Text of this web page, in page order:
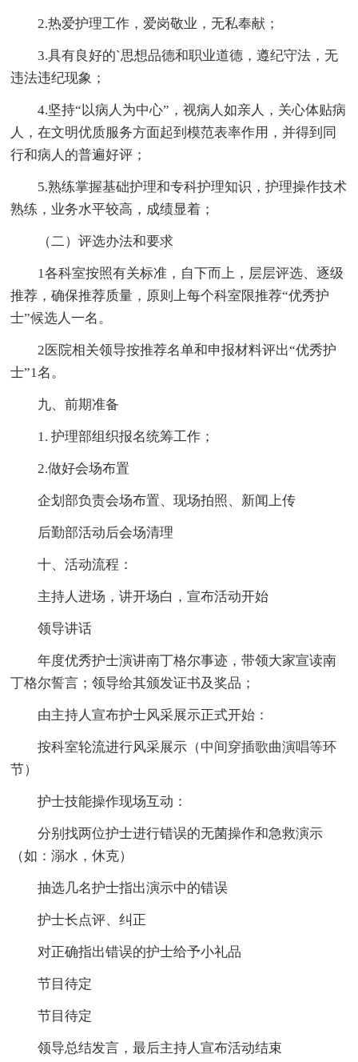
2.热爱护理工作，爱岗敬业，无私奉献；
3.具有良好的`思想品德和职业道德，遵纪守法，无
违法违纪现象；
4.坚持“以病人为中心”，视病人如亲人，关心体贴病
人，在文明优质服务方面起到模范表率作用，并得到同
行和病人的普遍好评；
5.熟练掌握基础护理和专科护理知识，护理操作技术
熟练，业务水平较高，成绩显着；
（二）评选办法和要求
1各科室按照有关标准，自下而上，层层评选、逐级
推荐，确保推荐质量，原则上每个科室限推荐“优秀护
士”候选人一名。
2医院相关领导按推荐名单和申报材料评出“优秀护
士”1名。
九、前期准备
1. 护理部组织报名统筹工作；
2.做好会场布置
企划部负责会场布置、现场拍照、新闻上传
后勤部活动后会场清理
十、活动流程：
主持人进场，讲开场白，宣布活动开始
领导讲话
年度优秀护士演讲南丁格尔事迹，带领大家宣读南
丁格尔誓言；领导给其颁发证书及奖品；
由主持人宣布护士风采展示正式开始：
按科室轮流进行风采展示（中间穿插歌曲演唱等环
节）
护士技能操作现场互动：
分别找两位护士进行错误的无菌操作和急救演示
（如：溺水，休克）
抽选几名护士指出演示中的错误
护士长点评、纠正
对正确指出错误的护士给予小礼品
节目待定
节目待定
领导总结发言，最后主持人宣布活动结束